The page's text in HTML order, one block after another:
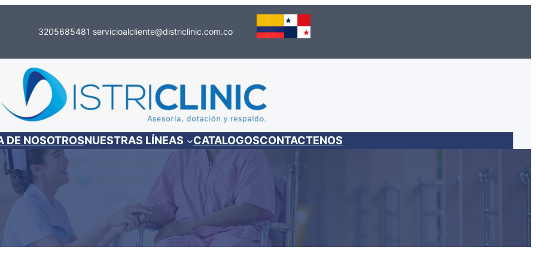
3205685481 servicioalcliente@districlinic.com.co
DE NOSOTROSNUESTRAS LÍNEAS CATALOGOSCONTACTENOS